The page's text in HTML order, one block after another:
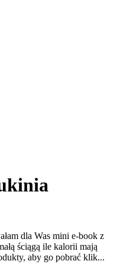
dla Was mini e-book z
ściągą ile kalorii mają
aby go pobrać klik...